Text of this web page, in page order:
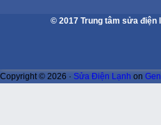
© 2017 Trung tâm sửa điện
Copyright © 2026 · Sửa Điện Lạnh on